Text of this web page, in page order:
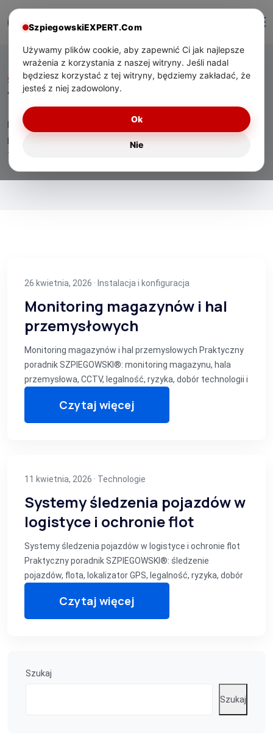
Start/ Tag:logistyka
Tag:logistyka
Eksperckie materiały o technologiach bezpieczeństwa,
praktycznym zastosowaniu urządzeń oraz wsparciu
technicznym dla użytkowników w Polsce.
26 kwietnia, 2026 · Instalacja i konfiguracja
Monitoring magazynów i hal
przemysłowych
Monitoring magazynów i hal przemysłowych Praktyczny
poradnik SZPIEGOWSKI®: monitoring magazynu, hala
przemysłowa, CCTV, legalność, ryzyka, dobór technologii i
Czytaj więcej
11 kwietnia, 2026 · Technologie
Systemy śledzenia pojazdów w
logistyce i ochronie flot
Systemy śledzenia pojazdów w logistyce i ochronie flot
Praktyczny poradnik SZPIEGOWSKI®: śledzenie
pojazdów, flota, lokalizator GPS, legalność, ryzyka, dobór
Czytaj więcej
Szukaj
Szukaj
SzpiegowskiEXPERT.Com
Używamy plików cookie, aby zapewnić Ci jak najlepsze
wrażenia z korzystania z naszej witryny. Jeśli nadal
będziesz korzystać z tej witryny, będziemy zakładać, że
jesteś z niej zadowolony.
Nie
Ok